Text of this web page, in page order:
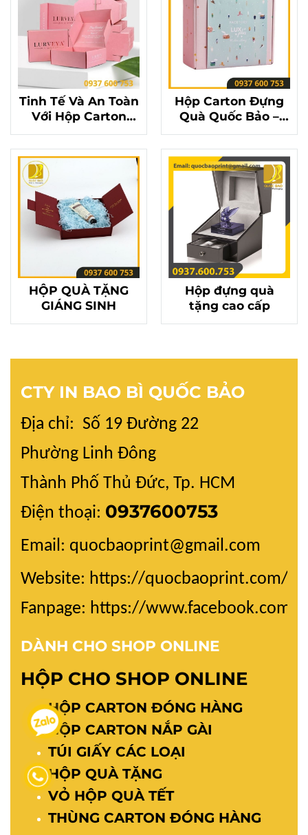
Tinh Tế Và An Toàn
Với Hộp Carton
Đựng Quà Quốc
Bảo
Hộp Carton Đựng
Quà Quốc Bảo –
Bảo Vệ Món Quà
Yêu Thương
HỘP QUÀ TẶNG
GIÁNG SINH
Hộp đựng quà
tặng cao cấp
CTY IN BAO BÌ QUỐC BẢO
Địa chỉ: Số 19 Đường 22
Phường Linh Đông
Thành Phố Thủ Đức, Tp. HCM
Điện thoại: 0937600753
Email: quocbaoprint@gmail.com
Website: https://quocbaoprint.com/
Fanpage: https://www.facebook.com/
DÀNH CHO SHOP ONLINE
HỘP CHO SHOP ONLINE
HỘP CARTON ĐÓNG HÀNG
HỘP CARTON NẮP GÀI
TÚI GIẤY CÁC LOẠI
HỘP QUÀ TẶNG
VỎ HỘP QUÀ TẾT
THÙNG CARTON ĐÓNG HÀNG